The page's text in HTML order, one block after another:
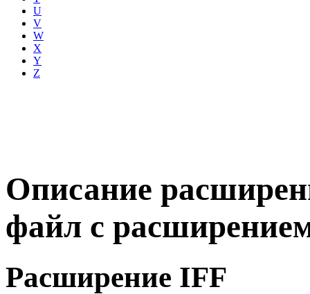
U
V
W
X
Y
Z
Описание
файл с
Расширение IFF